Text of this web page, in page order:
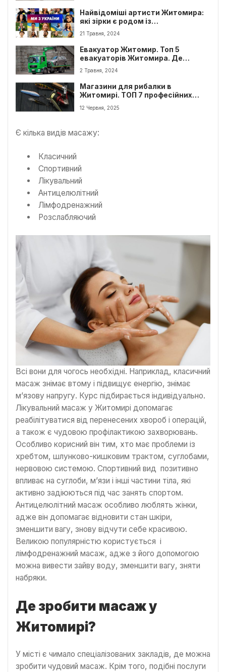
Найвідоміші артисти Житомира:
які зірки є родом із
Житомирщини?
21 Травня, 2024
Евакуатор Житомир. Топ 5
евакуаторів Житомира. Де
замовити і ціна?
2 Травня, 2024
Магазини для рибалки в
Житомирі. ТОП 7 професійних
магазинів
12 Червня, 2025
Є кілька видів масажу:
Класичний
Спортивний
Лікувальний
Антицелюлітний
Лімфодренажний
Розслабляючий
Всі вони для чогось необхідні. Наприклад, класичний
масаж знімає втому і підвищує енергію, знімає
м’язову напругу. Курс підбирається індивідуально.
Лікувальний масаж у Житомирі допомагає
реабілітуватися від перенесених хвороб і операцій,
а також є чудовою профілактикою захворювань.
Особливо корисний він тим, хто має проблеми із
хребтом, шлунково-кишковим трактом, суглобами,
нервовою системою. Спортивний вид позитивно
впливає на суглоби, м’язи і інші частини тіла, які
активно задіюються під час занять спортом.
Антицелюлітний масаж особливо люблять жінки,
адже він допомагає відновити стан шкіри,
зменшити вагу, знову відчути себе красивою.
Великою популярністю користується і
лімфодренажний масаж, адже з його допомогою
можна вивести зайву воду, зменшити вагу, зняти
набряки.
Де зробити масаж у
Житомирі?
У місті є чимало спеціалізованих закладів, де можна
зробити чудовий масаж. Крім того, подібні послуги